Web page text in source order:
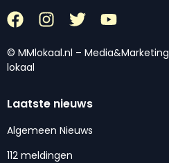
© MMlokaal.nl – Media&Marketing
lokaal
Laatste nieuws
Algemeen Nieuws
112 meldingen